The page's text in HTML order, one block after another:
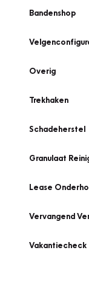
Bandenshop
Overig
Trekhaken
Schadeherstel
Granulaat
Lease
Vervangend
Vakantiecheck